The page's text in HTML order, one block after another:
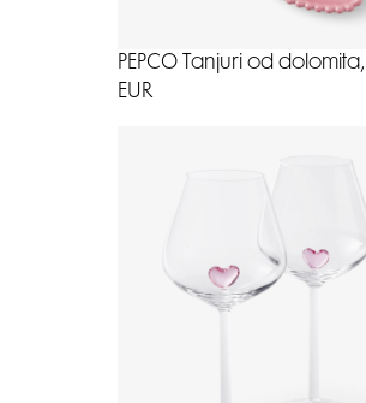
PEPCO Tanjuri od
EUR